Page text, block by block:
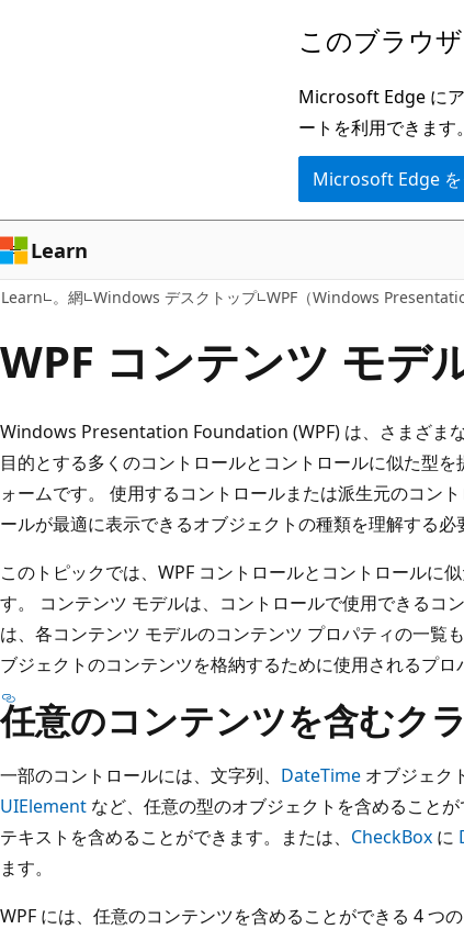
ン
ツ
に
ス
ッ
このブラウ
Microsoft Edge に
ートを利用できます。
Microsoft Edge を
Learn
Learn 。網 Windows デスクトップ WPF（Windows
WPF コンテンツ モデ
Windows Presentation Foundation (WPF) は、さまざま
目的とする多くのコントロールとコントロールに似た型
ォームです。 使用するコントロールまたは派生元のコン
ールが最適に表示できるオブジェクトの種類を理解する必
このトピックでは、WPF コントロールとコントロールに
す。 コンテンツ モデルは、コントロールで使用できるコ
は、各コンテンツ モデルのコンテンツ プロパティの一覧
ブジェクトのコンテンツを格納するために使用されるプロ
任意のコンテンツを含むク
一部のコントロールには、文字列、 DateTime オブジェク
UIElement など、任意の型のオブジェクトを含めることが
テキストを含めることができます。または、 CheckBox に
ます。
WPF には、任意のコンテンツを含めることができる 4 つ